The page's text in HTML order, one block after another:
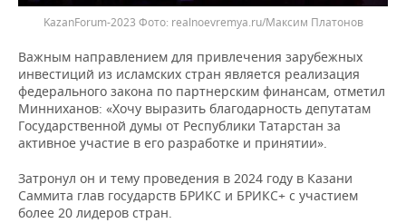
KazanForum-2023 realnoevremya.ru/Максим Платонов
Важным направлением для привлечения зарубежных
инвестиций из исламских стран является реализация
федерального закона по партнерским финансам, отметил
Минниханов: «Хочу выразить благодарность депутатам
Государственной думы от Республики Татарстан за
активное участие в его разработке и принятии».
Затронул он и тему проведения в 2024 году в Казани
Саммита глав государств БРИКС и БРИКС+ с участием
более 20 лидеров стран.